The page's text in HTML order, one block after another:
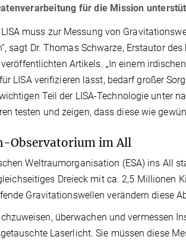
für die Mission
muss zur Messung von
sagt Dr. Thomas Schwarze, Erstautor
veröffentlichten Artikels. „In einem
LISA verifizieren lässt, bedarf großer
Teil der LISA-Technologie unter
testen und zeigen, dass diese wie
Observatorium im All
Weltraumorganisation (ESA) ins All
Dreieck mit ca. 2,5 Millionen
Gravitationswellen verändern diese
überwachen und vermessen
Laserlicht. Sie müssen diese